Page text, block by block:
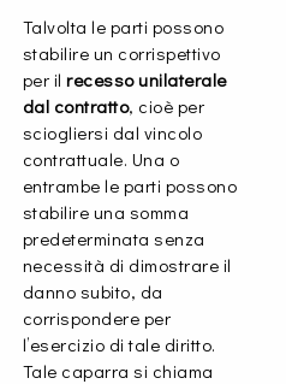
Talvolta le parti possono
stabilire un corrispettivo
per ilrecesso unilaterale
dal contratto, cioè per
sciogliersi dal vincolo
contrattuale. Una o
entrambe le parti possono
stabilire una somma
predeterminata senza
necessità di dimostrare il
danno subito, da
corrispondere per
l’esercizio di tale diritto.
Tale caparra si chiama